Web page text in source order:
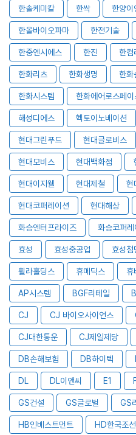
한솔케미칼 한싹 한양이
한올바이오파마 한전기술
한중엔시에스 한진 한컴
한화리츠 한화생명 한화
한화시스템 한화에어로스페이
해성디에스 헥토이노베이션
현대그린푸드 현대글로비스
현대모비스 현대백화점
현대이지웰 현대제철 현
현대코퍼레이션 현대해상
화승엔터프라이즈 화승코퍼레
효성 효성중공업 효성첨
휠라홀딩스 휴메딕스 휴
AP시스템 BGF리테일
CJ CJ 바이오사이언스
CJ대한통운 CJ제일제당
DB손해보험 DB하이텍
DL DL이앤씨 E1
GS건설 GS글로벌 GS
HB인베스트먼트 HD한국조